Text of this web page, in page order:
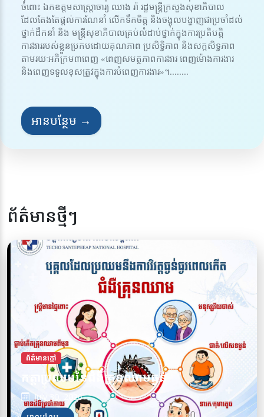
ចំពោះ ឯកឧត្តមសាស្ត្រាចារ្យ ឈាង រ៉ា រដ្ឋមន្ត្រីក្រសួងសុខាភិបាល
ដែលតែងតែផ្តល់ការណែនាំ លើកទឹកចិត្ត និងចង្អុលបង្ហាញជាប្រចាំដល់
ថ្នាក់ដឹកនាំ និង មន្ត្រីសុខាភិបាលគ្រប់លំដាប់ថ្នាក់ក្នុងការប្រតិបត្តិ
ការងាររបស់ខ្លួនប្រកបដោយគុណភាព ប្រសិទ្ធិភាព និងសក្កសិទ្ធភាព
តាមរយៈអភិក្រម៣ពេញ «ពេញសមត្ថភាពការងារ ពេញម៉ោងការងារ
និងពេញទទួលខុសត្រូវក្នុងការបំពេញការងារ»។........
អានបន្ថែម →
ព័ត៌មានថ្មីៗ
ព័ត៌មានក្តៅ
កត្តាប្រឈមនៃជំងឺគ្រុនឈាមធ្ងន់
July 30, 2026
ព័ត៌មានក្តៅ
ការពារខ្លួនអ្នកពីជំងឺគ្រុនឈាម សូមចូលរួមទប់
ស្កាត់ជំងឺគ្រុនឈាមទាំងអស់គ្នា!
July 28, 2026